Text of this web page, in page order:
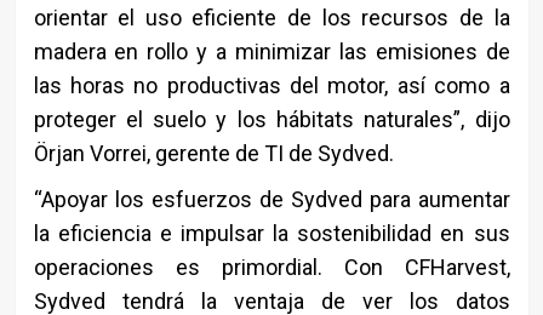
orientar el uso eficiente de los recursos de la
madera en rollo y a minimizar las emisiones de
las horas no productivas del motor, así como a
proteger el suelo y los hábitats naturales”, dijo
Örjan Vorrei, gerente de TI de Sydved.
“Apoyar los esfuerzos de Sydved para aumentar
la eficiencia e impulsar la sostenibilidad en sus
operaciones es primordial. Con CFHarvest,
Sydved tendrá la ventaja de ver los datos